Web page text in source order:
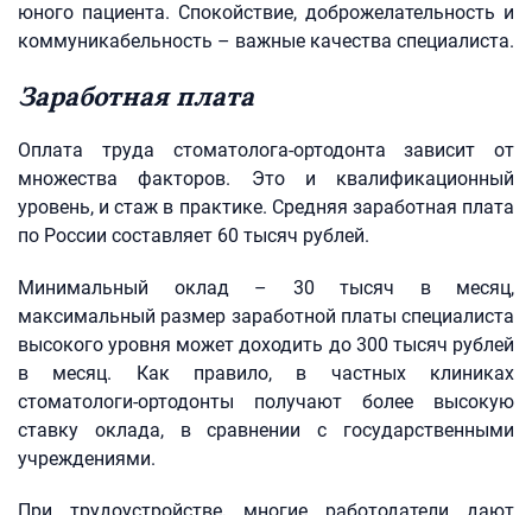
юного пациента. Спокойствие, доброжелательность и
коммуникабельность – важные качества специалиста.
Заработная плата
Оплата труда стоматолога-ортодонта зависит от
множества факторов. Это и квалификационный
уровень, и стаж в практике. Средняя заработная плата
по России составляет 60 тысяч рублей.
Минимальный оклад – 30 тысяч в месяц,
максимальный размер заработной платы специалиста
высокого уровня может доходить до 300 тысяч рублей
в месяц. Как правило, в частных клиниках
стоматологи-ортодонты получают более высокую
ставку оклада, в сравнении с государственными
учреждениями.